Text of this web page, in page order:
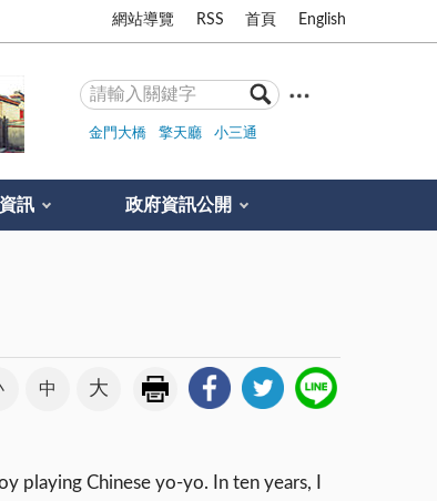
網站導覽 RSS 首頁 English
金門大橋 擎天廳 小三通
訊 政府資訊公開
中 大
playing Chinese yo-yo. In ten years, I